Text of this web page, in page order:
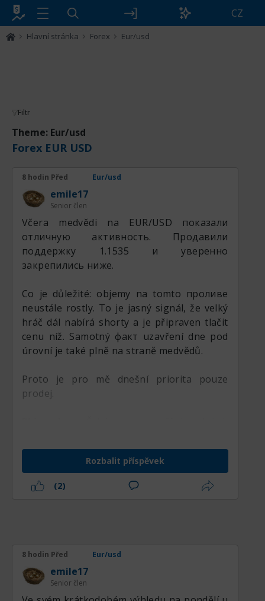
CZ
Hlavní stránka Forex Eur/usd
Filtr
Theme: Eur/usd
Forex EUR USD
8 hodin Před Eur/usd
emile17
Senior člen
Včera medvědi na EUR/USD показали
отличную активность. Продавили
поддержку 1.1535 и уверенно
закрепились ниже.
Co je důležité: objemy na tomto проливе
neustále rostly. To je jasný signál, že velký
hráč dál nabírá shorty a je připraven tlačit
cenu níž. Samotný факт uzavření dne pod
úrovní je také plně na straně medvědů.
Proto je pro mě dnešní priorita pouze
prodej.
jako rezistence. Při odrazu beru short s
nejbližším cílem v oblasti 1.1510.
Rozbalit příspěvek
(2)
8 hodin Před Eur/usd
emile17
Senior člen